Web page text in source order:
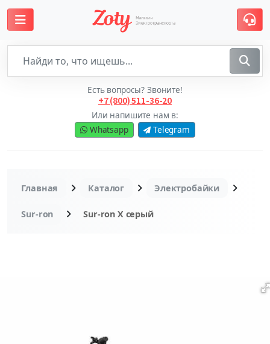
Есть вопросы? Звоните!
+7 (800) 511-36-20
Или напишите нам в:
Whatsapp
Telegram
Главная Каталог Электробайки
Sur-ron Sur-ron Х серый